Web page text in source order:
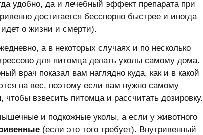
удобно, да и лечебный эффект препарата при
достигается бесспорно быстрее и иногда
о жизни и смерти).
а в некоторых случаях и по несколько
для питомца делать уколы самому дома.
врач показал вам наглядно куда, как и в какой
на вес, поэтому если вам нужно самому
взвесить питомца и рассчитать дозировку.
и подкожные уколы, а если у животного
(если это того требует). Внутривенный